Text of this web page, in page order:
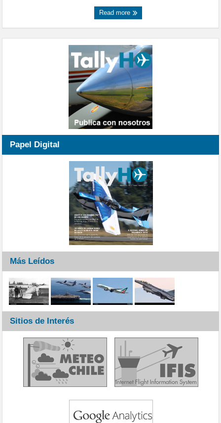
Read more
Papel Digital
Más Leídos
Sitios de Interés